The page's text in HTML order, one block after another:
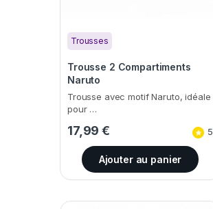
Trousses
Trousse 2 Compartiments
Naruto
Trousse avec motif Naruto, idéale
pour …
17,99€ 5
Ajouter au panier